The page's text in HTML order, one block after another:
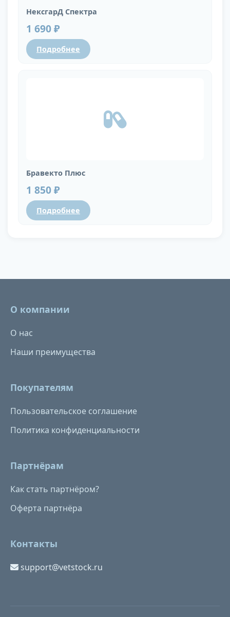
НексгарД Спектра
1 690 ₽
Подробнее
Бравекто Плюс
1 850 ₽
Подробнее
О компании
О нас
Наши преимущества
Покупателям
Пользовательское соглашение
Политика конфиденциальности
Партнёрам
Как стать партнёром?
Оферта партнёра
Контакты
support@vetstock.ru